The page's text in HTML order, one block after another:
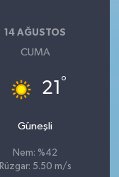
14 AĞUSTOS
CUMA
21 °
Güneşli
Nem: %42
Rüzgar: 5.50 m/s